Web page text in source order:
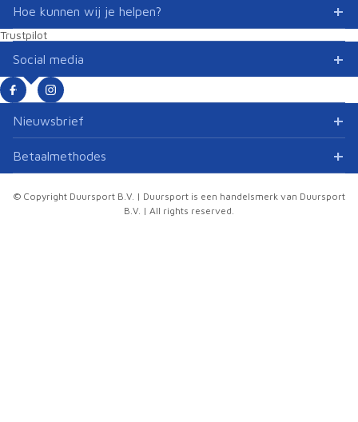
Hoe kunnen wij je helpen?
Trustpilot
Social media
Nieuwsbrief
Betaalmethodes
© Copyright Duursport B.V. | Duursport is een handelsmerk van Duursport
B.V. | All rights reserved.